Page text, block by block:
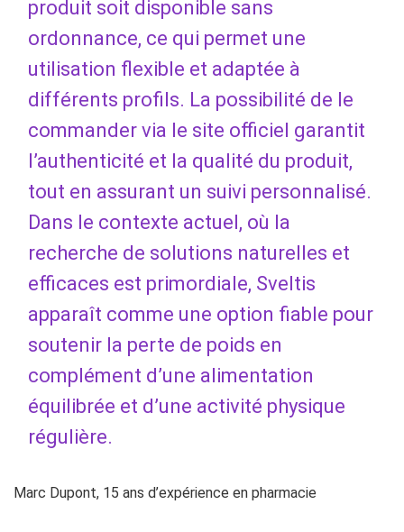
produit soit disponible sans
ordonnance, ce qui permet une
utilisation flexible et adaptée à
différents profils. La possibilité de le
commander via le site officiel garantit
l’authenticité et la qualité du produit,
tout en assurant un suivi personnalisé.
Dans le contexte actuel, où la
recherche de solutions naturelles et
efficaces est primordiale, Sveltis
apparaît comme une option fiable pour
soutenir la perte de poids en
complément d’une alimentation
équilibrée et d’une activité physique
régulière.
Marc Dupont, 15 ans d’expérience en pharmacie